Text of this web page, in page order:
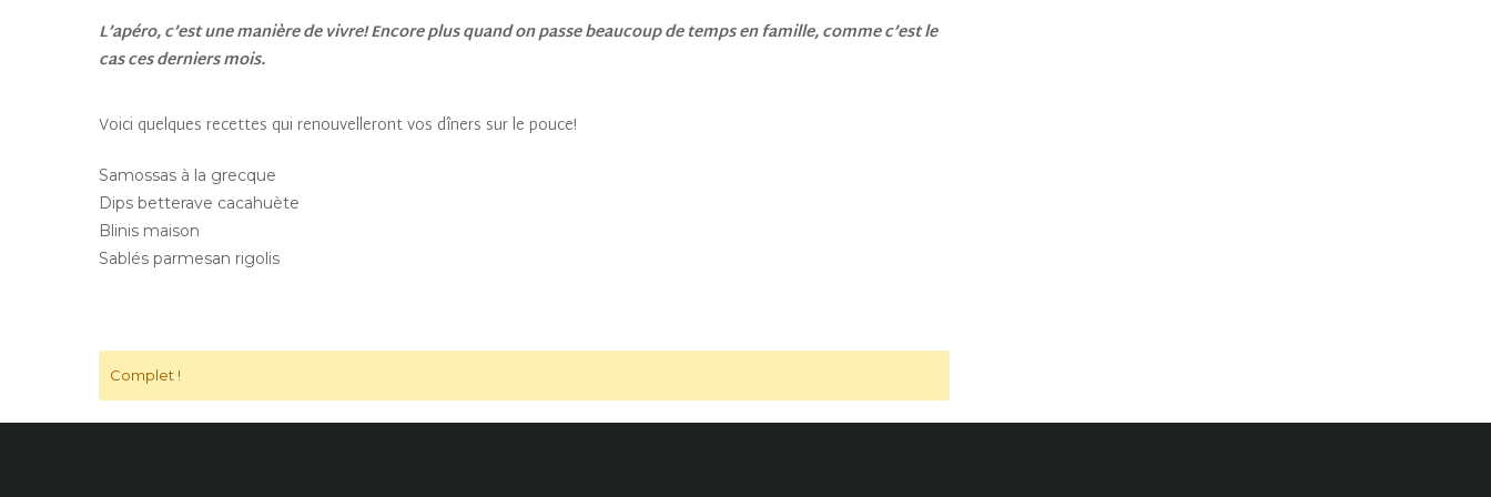
L’apéro, c’est une manière de vivre! Encore plus quand on passe beaucoup de temps en famille, comme c’est le
cas ces derniers mois.
Voici quelques recettes qui renouvelleront vos dîners sur le pouce!
Samossas à la grecque
Dips betterave cacahuète
Blinis maison
Sablés parmesan rigolis
Complet !